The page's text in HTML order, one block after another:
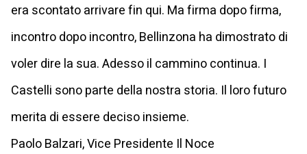
era scontato arrivare fin qui. Ma firma dopo firma,
incontro dopo incontro, Bellinzona ha dimostrato di
voler dire la sua. Adesso il cammino continua. I
Castelli sono parte della nostra storia. Il loro futuro
merita di essere deciso insieme.
Paolo Balzari, Vice Presidente Il Noce